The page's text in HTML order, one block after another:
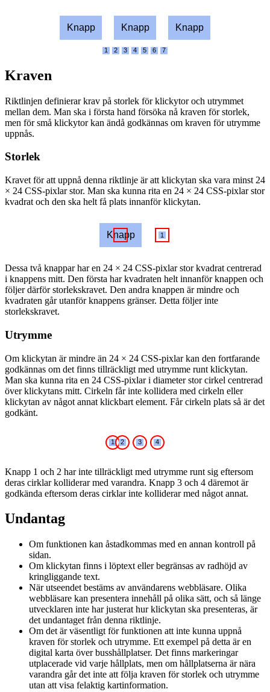
Knapp Knapp Knapp
1 2 3 4 5 6 7
Kraven
Riktlinjen definierar krav på storlek för klickytor och utrymmet
mellan dem. Man ska i första hand försöka nå kraven för storlek,
men för små klickytor kan ändå godkännas om kraven för utrymme
uppnås.
Storlek
Kravet för att uppnå denna riktlinje är att klickytan ska vara minst 24
× 24 CSS-pixlar stor. Man ska kunna rita en 24 × 24 CSS-pixlar stor
kvadrat och den ska helt få plats innanför klickytan.
Knapp 1
Dessa två knappar har en 24 × 24 CSS-pixlar stor kvadrat centrerad
i knappens mitt. Den första har kvadraten helt innanför knappen och
följer därför storlekskravet. Den andra knappen är mindre och
kvadraten går utanför knappens gränser. Detta följer inte
storlekskravet.
Utrymme
Om klickytan är mindre än 24 × 24 CSS-pixlar kan den fortfarande
godkännas om det finns tillräckligt med utrymme runt klickytan.
Man ska kunna rita en 24 CSS-pixlar i diameter stor cirkel centrerad
över klickytans mitt. Cirkeln får inte kollidera med cirkeln eller
klickytan av något annat klickbart element. Får cirkeln plats så är det
godkänt.
1 2 3 4
Knapp 1 och 2 har inte tillräckligt med utrymme runt sig eftersom
deras cirklar kolliderar med varandra. Knapp 3 och 4 däremot är
godkända eftersom deras cirklar inte kolliderar med något annat.
Undantag
Om funktionen kan åstadkommas med en annan kontroll på
sidan.
Om klickytan finns i löptext eller begränsas av radhöjd av
kringliggande text.
När utseendet bestäms av användarens webbläsare. Olika
webbläsare kan presentera innehåll på olika sätt, och så länge
utvecklaren inte har justerat hur klickytan ska presenteras, är
det undantaget från denna riktlinje.
Om det är väsentligt för funktionen att inte kunna uppnå
kraven för storlek och utrymme. Ett exempel på detta är en
digital karta över busshållplatser. Det finns markeringar
utplacerade vid varje hållplats, men om hållplatserna är nära
varandra går det inte att följa kraven för storlek och utrymme
utan att visa felaktig kartinformation.